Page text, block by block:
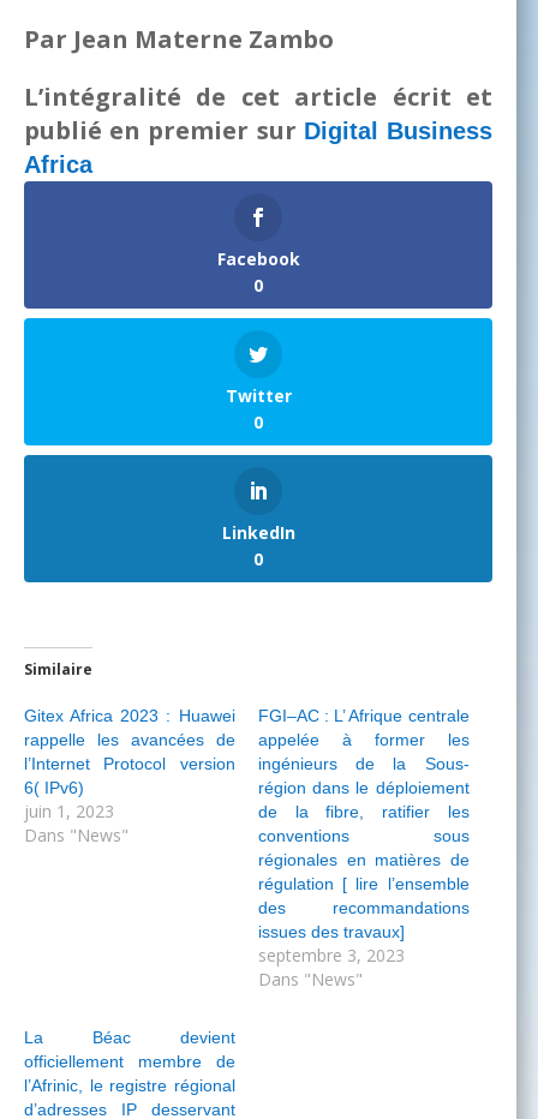
Par Jean Materne Zambo
L’intégralité de cet article écrit et
publié en premier sur Digital Business
Africa
Facebook
0
Twitter
0
LinkedIn
0
Similaire
Gitex Africa 2023 : Huawei
rappelle les avancées de
l’Internet Protocol version
6( IPv6)
juin 1, 2023
Dans "News"
FGI–AC : L’ Afrique centrale
appelée à former les
ingénieurs de la Sous-
région dans le déploiement
de la fibre, ratifier les
conventions sous
régionales en matières de
régulation [ lire l’ensemble
des recommandations
issues des travaux]
septembre 3, 2023
Dans "News"
La Béac devient
officiellement membre de
l’Afrinic, le registre régional
d’adresses IP desservant